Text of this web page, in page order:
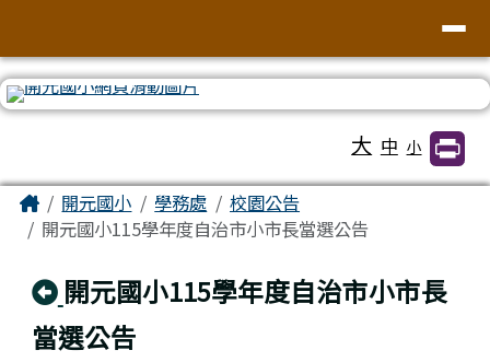
臺南市北區開元國民小學全球資訊網
大 中 小
主內容區域
Home開元國小 學務處
校園公告
開元國小115學年度自治市小市長當選公告
回上頁
開元國小115學年度自治市小市長
當選公告
頁尾區域